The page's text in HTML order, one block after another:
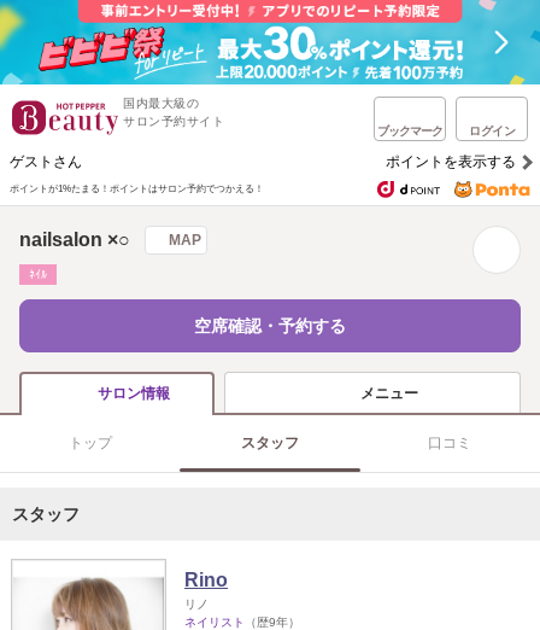
国内最大級の
サロン予約サイト
ブックマーク ログイン
ゲストさん ポイントを表示する
ポイントが1%たまる！ ポイントはサロン予約でつかえる！
nailsalon ×○ MAP
ﾈｲﾙ
空席確認・予約する
サロン情報 メニュー
トップ スタッフ 口コミ
スタッフ
Rino
リノ
ネイリスト
（歴9年）